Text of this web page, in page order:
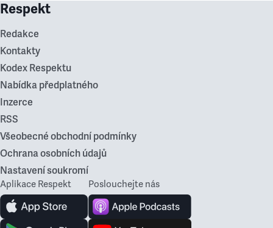
Respekt
Redakce
Kontakty
Kodex Respektu
Nabídka předplatného
Inzerce
RSS
Všeobecné obchodní podmínky
Ochrana osobních údajů
Nastavení soukromí
Aplikace Respekt Poslouchejte nás